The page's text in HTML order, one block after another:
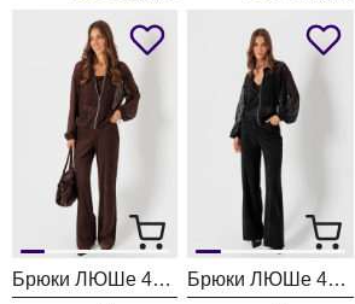
Брюки ЛЮШе 4448 шоколад Брюки ЛЮШе 4448 черный